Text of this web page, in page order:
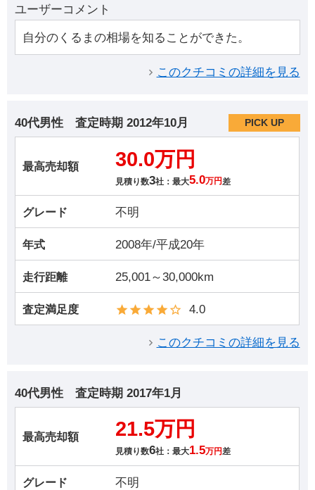
ユーザーコメント
自分のくるまの相場を知ることができた。
このクチコミの詳細を見る
40代男性 査定時期 2012年10月 PICK UP
最高売却額 30.0万円
見積り数3社：最大5.0万円 差
グレード 不明
年式 2008年/平成20年
走行距離 25,001～30,000km
査定満足度 4.0
このクチコミの詳細を見る
40代男性 査定時期 2017年1月
最高売却額 21.5万円
見積り数6社：最大1.5万円差
グレード 不明